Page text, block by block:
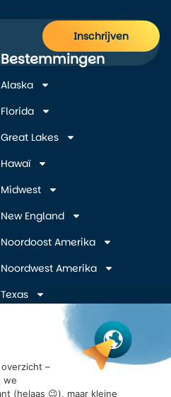
Bestemmingen
Alaska
Florida
Great Lakes
Hawaï
Midwest
New England
Noordoost Amerika
Noordwest Amerika
Texas
Zuidelijke Staten
Zuidwest Amerika
Inschrijven